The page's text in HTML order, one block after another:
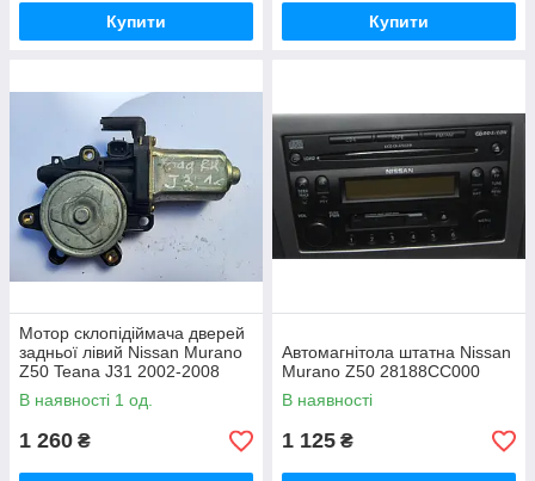
Купити Купити
Мотор склопідіймача дверей
задньої лівий Nissan Murano
Z50 Teana J31 2002-2008
8073089915 807308990A
В наявності 1 од.
1 260 ₴
Автомагнітола штатна Nissan
Murano Z50 28188CC000
В наявності
1 125 ₴